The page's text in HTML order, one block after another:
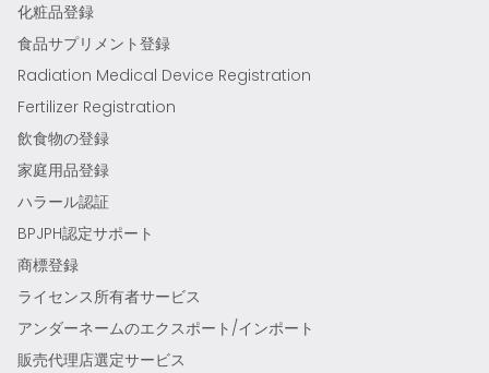
化粧品登録
食品サプリメント登録
Radiation Medical Device Registration
Fertilizer Registration
飲食物の登録
家庭用品登録
ハラール認証
BPJPH認定サポート
商標登録
ライセンス所有者サービス
アンダーネームのエクスポート/インポート
販売代理店選定サービス